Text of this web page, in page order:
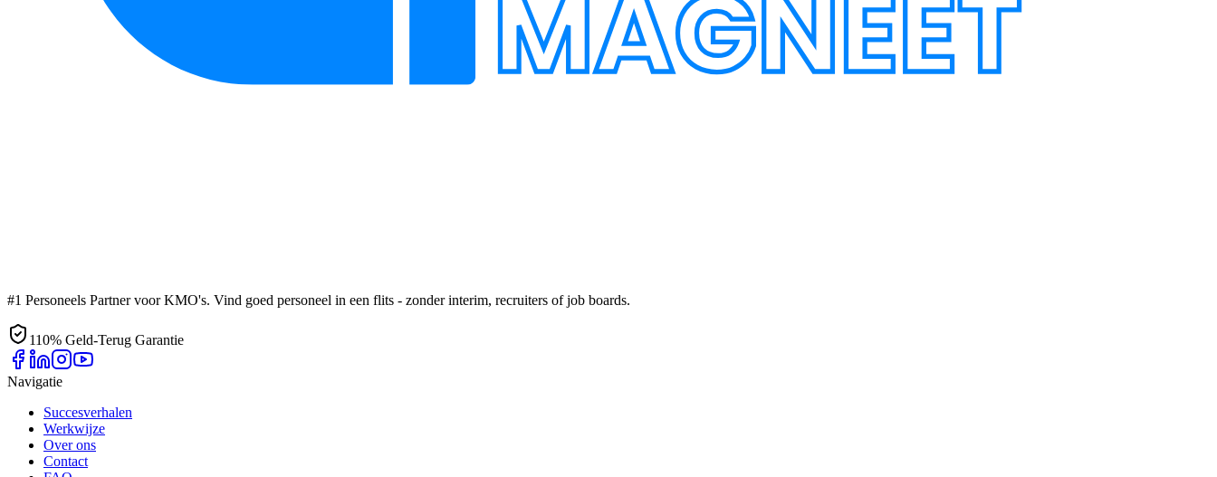
#1 Personeels Partner voor KMO's. Vind goed personeel in een flits - zonder interim, recruiters of job boards.
110% Geld-Terug Garantie
Navigatie
Succesverhalen
Werkwijze
Over ons
Contact